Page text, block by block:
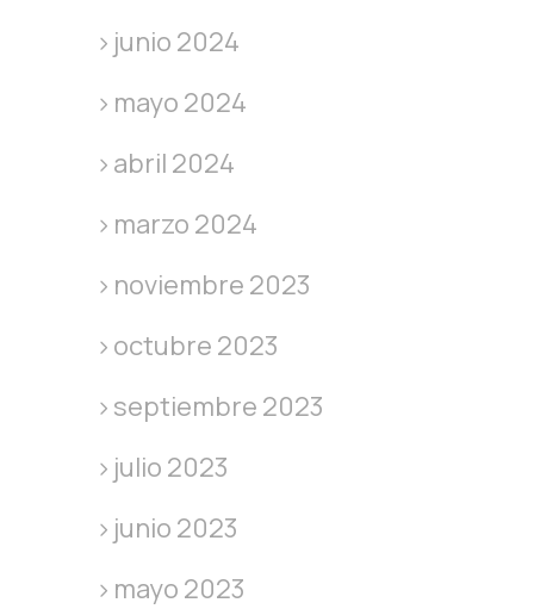
junio 2024
mayo 2024
abril 2024
marzo 2024
noviembre 2023
octubre 2023
septiembre 2023
julio 2023
junio 2023
mayo 2023